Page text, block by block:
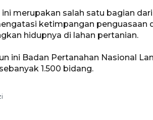
merupakan salah satu bagian
ketimpangan penguasaan
hidupnya di lahan pertanian.
ini Badan Pertanahan Nasional
1.500 bidang.